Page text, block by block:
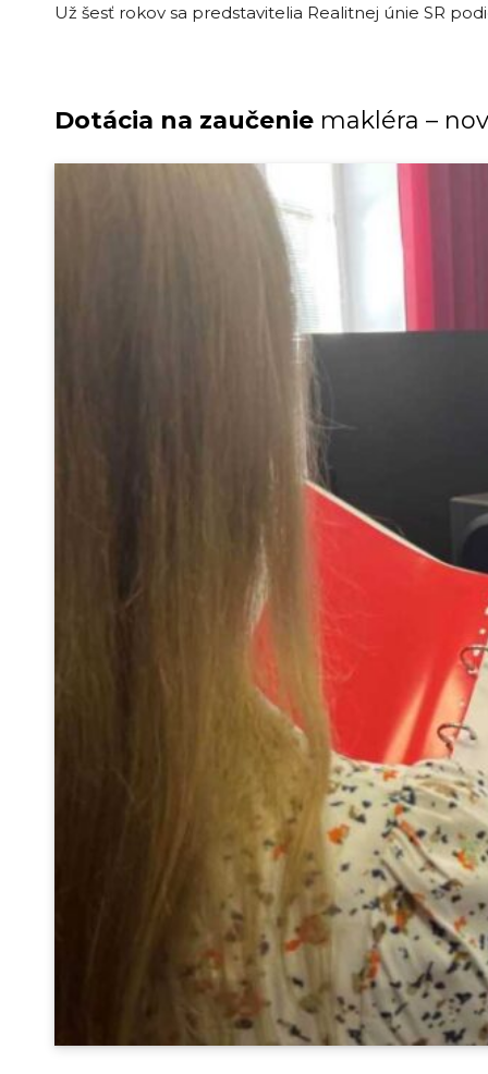
Už šesť rokov sa predstavitelia Realitnej únie SR
Dotácia na zaučenie makléra –